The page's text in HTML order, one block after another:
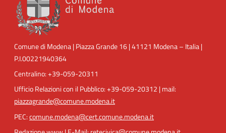
Comune di Modena | Piazza Grande 16 | 41121 Modena – Italia |
P.I.00221940364
Centralino: +39-059-20311
Ufficio Relazioni con il Pubblico: +39-059-20312 | mail:
piazzagrande@comune.modena.it
PEC:comune.modena@cert.comune.modena.it